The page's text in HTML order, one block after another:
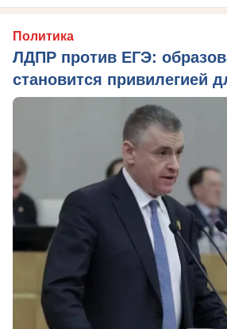
Политика
ЛДПР против ЕГЭ:
становится привилегией